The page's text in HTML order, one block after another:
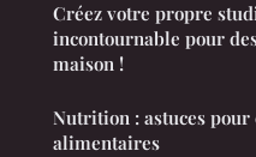
Créez votre propre
incontournable pour
maison !
Nutrition : astuces
alimentaires